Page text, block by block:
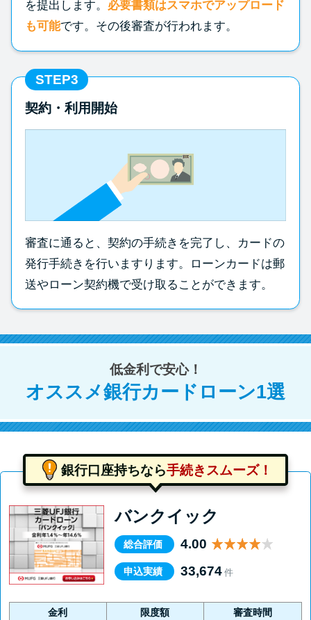
を提出します。 必要書類はスマホでアップロード
も可能です。その後審査が行われます。
STEP3
契約・利用開始
審査に通ると、契約の手続きを完了し、カードの
発行手続きを行いますります。ローンカードは郵
送やローン契約機で受け取ることができます。
低金利で安心！
オススメ銀行カードローン1選
銀行口座持ちなら手続きスムーズ！
バンクイック
総合評価 4.00
申込実績 33,674 件
金利 限度額 審査時間